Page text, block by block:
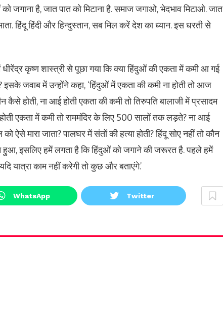
जगाना है, जात पात को मिटाना है. समाज जगाओ, भेदभाव मिटाओ. जात
हिंदू हिंदी और हिन्दुस्तान, सब मिल करें देश का ध्यान. इस धरती से
कृष्ण शास्त्री से पूछा गया कि क्या हिंदुओं की एकता में कमी आ गई
इसके जवाब में उन्होंने कहा, ‘हिंदुओं में एकता की कमी ना होती तो आज
होती, ना आई होती एकता की कमी तो तिरुपति बालाजी में प्रसादम
एकता में कमी तो राममंदिर के लिए 500 सालों तक लड़ते? ना आई
ऐसे मारा जाता? पालघर में संतों की हत्या होती? हिंदू सोए नहीं तो कौन
हुआ, इसलिए हमें लगता है कि हिंदुओं को जगाने की जरूरत है. पहले हमें
यात्रा काम नहीं करेगी तो कुछ और बताएंगे.’
WhatsApp Twitter